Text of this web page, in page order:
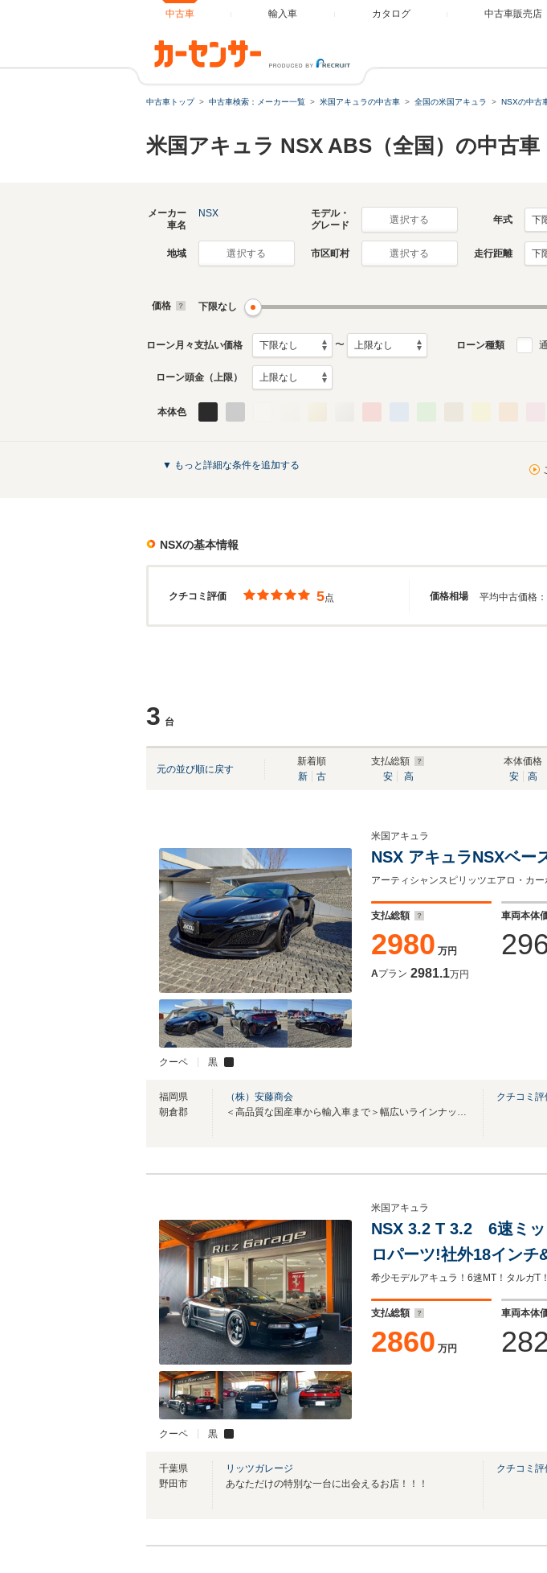
中古車 輸入車 カタログ 中古車販売店
中古車トップ 中古車検索：メーカー一覧 米国アキュラの中古車 全国の米国アキュラ NSXの中古
米国アキュラ NSX ABS（全国）の中古車
メーカー
車名
NSX
モデル・
グレード
選択する 年式
地域 選択する 市区町村 選択する 走行距離
価格 下限なし
ローン月々支払い価格 〜 ローン種類
ローン頭金（上限）
本体色
▼ もっと詳細な条件を追加する
NSXの基本情報
クチコミ評価 価格相場
5点 平均中古価格：
3 台
元の並び順に戻す
新着順
新
古
支払総額
安
高
本体価格
安
高
クーペ 黒
米国アキュラ
NSX アキュラNSXベー
支払総額
2980 万円
車両本体
Aプラン 2981.1万円
福岡県
朝倉郡
（株）安藤商会
＜高品質な国産車から輸入車まで＞幅広いラインナップで展示中！
クチコミ評
クーペ 黒
米国アキュラ
NSX 3.2 T 3.2 6速ミッ
ロパーツ!社外18イン
クカメラ!タルガトップ!
支払総額
2860 万円
車両本体
千葉県
野田市
リッツガレージ
あなただけの特別な一台に出会えるお店！！！
クチコミ評